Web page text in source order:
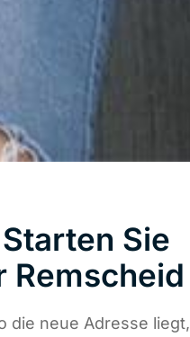
Sie
Remscheid
die neue Adresse liegt,